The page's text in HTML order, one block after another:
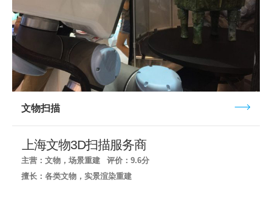
上海文物3D扫描服务商
文物扫描
主营：文物，场景重建
评价：9.6分
擅长：各类文物，实景渲染重建